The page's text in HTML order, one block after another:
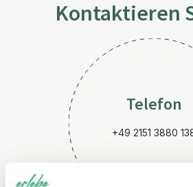
Kontaktieren
Telefon
+49 2151 3880